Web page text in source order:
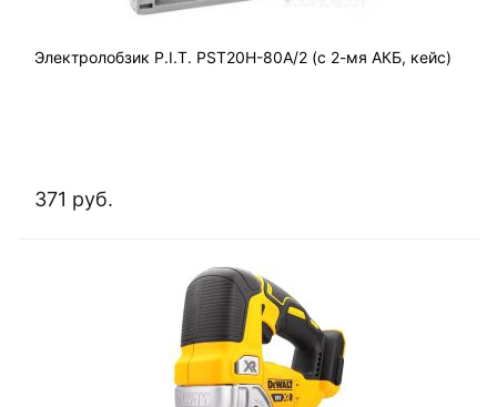
Электролобзик P.I.T. PST20H-80A/2 (с 2-мя АКБ, кейс)
371 руб.